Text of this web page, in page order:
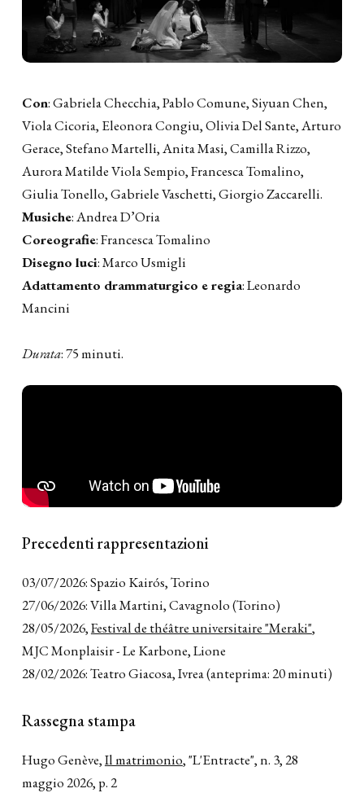
Scheda artistica
Con: Gabriela Checchia, Pablo Comune, Siyuan Chen,
Viola Cicoria, Eleonora Congiu, Olivia Del Sante, Arturo
Gerace, Stefano Martelli, Anita Masi, Camilla Rizzo,
Aurora Matilde Viola Sempio, Francesca Tomalino,
Giulia Tonello, Gabriele Vaschetti, Giorgio Zaccarelli.
Musiche: Andrea D’Oria
Coreografie: Francesca Tomalino
Disegno luci: Marco Usmigli
Adattamento drammaturgico e regia: Leonardo
Mancini
Durata: 75 minuti.
Trailer
Precedenti rappresentazioni
03/07/2026: Spazio Kairós, Torino
27/06/2026: Villa Martini, Cavagnolo (Torino)
28/05/2026,Festival de théâtre universitaire "Meraki",
MJC Monplaisir - Le Karbone, Lione
28/02/2026: Teatro Giacosa, Ivrea (anteprima: 20 minuti)
Rassegna stampa
Hugo Genève,Il matrimonio, "L'Entracte", n. 3, 28
maggio 2026, p. 2